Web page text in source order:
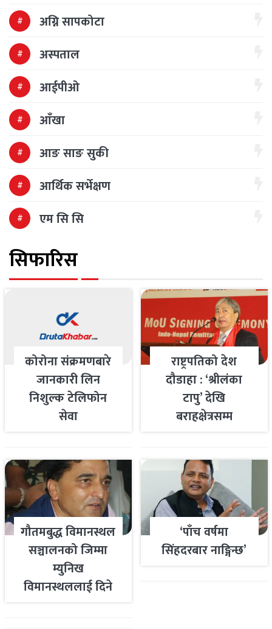
अग्नि सापकोटा
अस्पताल
आईपीओ
आँखा
आङ साङ सुकी
आर्थिक सर्भेक्षण
एम सि सि
सिफारिस
कोरोना संक्रमणबारे
जानकारी लिन
निशुल्क टेलिफोन
सेवा
राष्ट्रपतिको देश
दौडाहा : ‘श्रीलंका
टापु’ देखि
बराहक्षेत्रसम्म
गौतमबुद्ध विमानस्थल
सञ्चालनको जिम्मा
म्युनिख
विमानस्थललाई दिने
‘पाँच वर्षमा
सिंहदरबार नाङ्गिन्छ’